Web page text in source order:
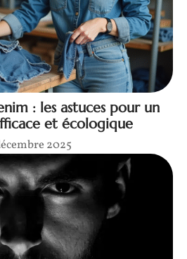
: les astuces pour un
et écologique
2025